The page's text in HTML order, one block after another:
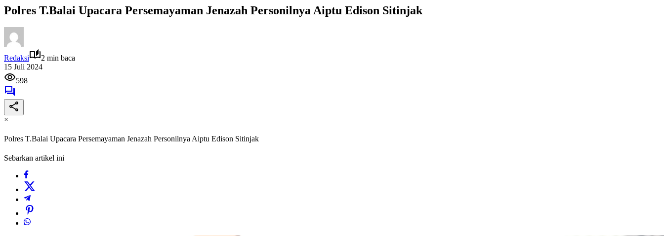
Polres T.Balai Upacara Persemayaman Jenazah Personilnya Aiptu Edison Sitinjak
Redaksi
2 min baca
15 Juli 2024
598
×
Polres T.Balai Upacara Persemayaman Jenazah Personilnya Aiptu Edison Sitinjak
Sebarkan artikel ini